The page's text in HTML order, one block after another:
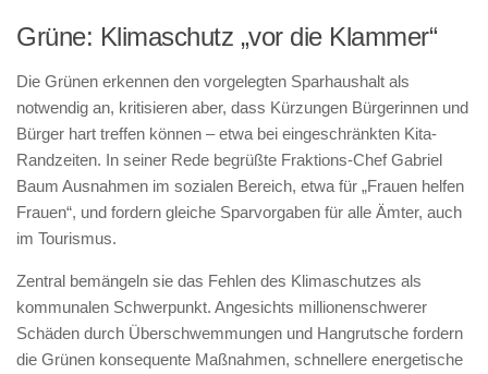
Grüne: Klimaschutz „vor die Klammer“
Die Grünen erkennen den vorgelegten Sparhaushalt als
notwendig an, kritisieren aber, dass Kürzungen Bürgerinnen und
Bürger hart treffen können – etwa bei eingeschränkten Kita-
Randzeiten. In seiner Rede begrüßte Fraktions-Chef Gabriel
Baum Ausnahmen im sozialen Bereich, etwa für „Frauen helfen
Frauen“, und fordern gleiche Sparvorgaben für alle Ämter, auch
im Tourismus.
Zentral bemängeln sie das Fehlen des Klimaschutzes als
kommunalen Schwerpunkt. Angesichts millionenschwerer
Schäden durch Überschwemmungen und Hangrutsche fordern
die Grünen konsequente Maßnahmen, schnellere energetische